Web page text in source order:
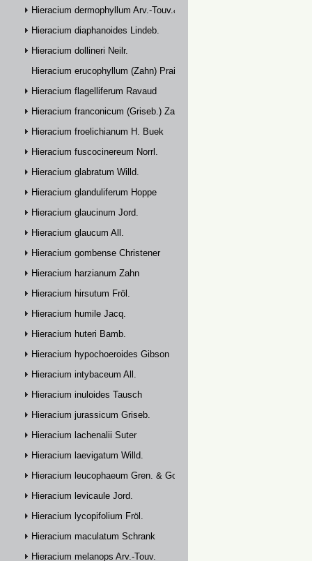
Hieracium dermophyllum Arv.-Touv.& Briq.
Hieracium diaphanoides Lindeb.
Hieracium dollineri Neilr.
Hieracium erucophyllum (Zahn) Prain
Hieracium flagelliferum Ravaud
Hieracium franconicum (Griseb.) Zahn
Hieracium froelichianum H. Buek
Hieracium fuscocinereum Norrl.
Hieracium glabratum Willd.
Hieracium glanduliferum Hoppe
Hieracium glaucinum Jord.
Hieracium glaucum All.
Hieracium gombense Christener
Hieracium harzianum Zahn
Hieracium hirsutum Fröl.
Hieracium humile Jacq.
Hieracium huteri Bamb.
Hieracium hypochoeroides Gibson
Hieracium intybaceum All.
Hieracium inuloides Tausch
Hieracium jurassicum Griseb.
Hieracium lachenalii Suter
Hieracium laevigatum Willd.
Hieracium leucophaeum Gren. & Godr.
Hieracium levicaule Jord.
Hieracium lycopifolium Fröl.
Hieracium maculatum Schrank
Hieracium melanops Arv.-Touv.